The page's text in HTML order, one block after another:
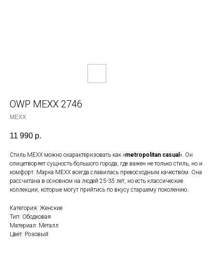
OWP MEXX 2746
MEXX
11 990 р.
Стиль MEXX можно охарактеризовать как «metropolitan casual ». Он
олицетворяет сущность большого города, где важен не только стиль, но и
комфорт. Марка MEXX всегда славилась превосходным качеством. Она
рассчитана в основном на людей 25-35 лет, но есть классические
коллекции, которые могут прийтись по вкусу старшему поколению.
Категория: Женские
Тип: Ободковая
Материал: Металл
Цвет: Розовый